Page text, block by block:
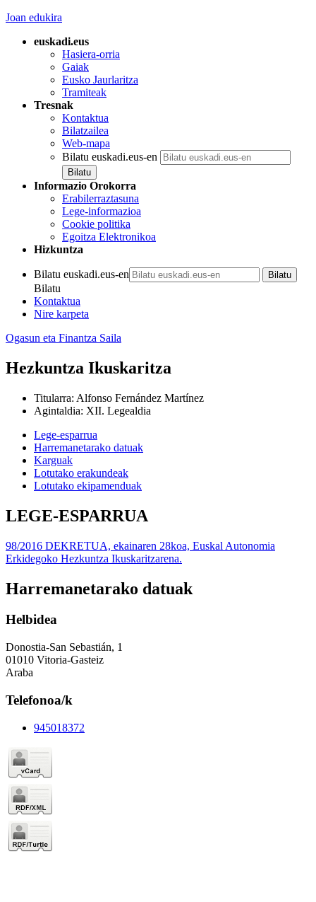
Joan edukira
euskadi.eus
Hasiera-orria
Gaiak
Eusko Jaurlaritza
Tramiteak
Tresnak
Kontaktua
Bilatzailea
Web-mapa
Bilatu euskadi.eus-en
Informazio Orokorra
Erabilerraztasuna
Lege-informazioa
Cookie politika
Egoitza Elektronikoa
Hizkuntza
Bilatu euskadi.eus-en
Bilatu
Kontaktua
Nire karpeta
Ogasun eta Finantza Saila
Hezkuntza Ikuskaritza
Titularra: Alfonso Fernández Martínez
Agintaldia: XII. Legealdia
Lege-esparrua
Harremanetarako datuak
Karguak
Lotutako erakundeak
Lotutako ekipamenduak
LEGE-ESPARRUA
98/2016 DEKRETUA, ekainaren 28koa, Euskal Autonomia
Erkidegoko Hezkuntza Ikuskaritzarena.
Harremanetarako datuak
Helbidea
Donostia-San Sebastián, 1
01010 Vitoria-Gasteiz
Araba
Telefonoa/k
945018372